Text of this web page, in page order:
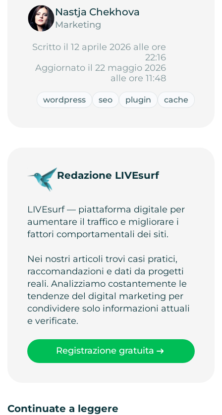
Nastja Chekhova
Marketing
Scritto il 12 aprile 2026 alle ore
22:16
Aggiornato il 22 maggio 2026
alle ore 11:48
wordpress seo plugin cache
Redazione LIVEsurf
LIVEsurf — piattaforma digitale per
aumentare il traffico e migliorare i
fattori comportamentali dei siti.
Nei nostri articoli trovi casi pratici,
raccomandazioni e dati da progetti
reali. Analizziamo costantemente le
tendenze del digital marketing per
condividere solo informazioni attuali
e verificate.
Registrazione gratuita
Continuate a leggere